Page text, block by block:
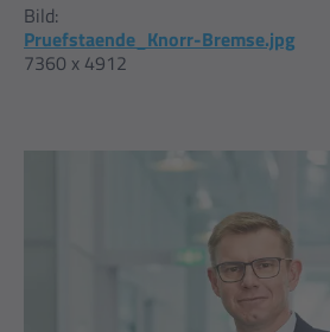
Bild:
Pruefstaende_Knorr-Bremse.jpg
7360 x 4912